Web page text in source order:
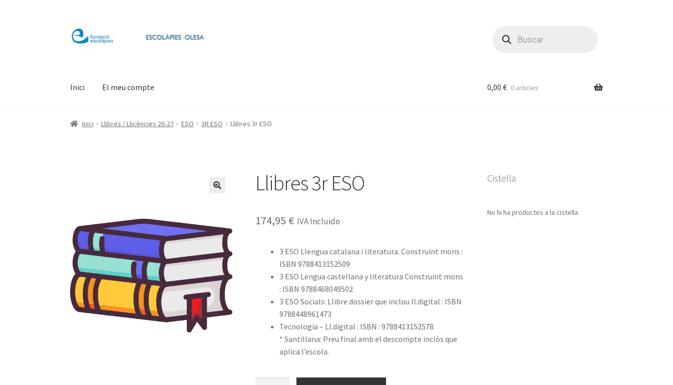
Salta
a
Vés
al
search
Inici El meu compte 0,00 € 0 articles
Inici Llibres / Llicències 26-27 ESO 3R ESO Llibres 3r ESO
Llibres 3r ESO
174,95 € IVA Incluido
3 ESO Llengua catalana i literatura. Construint mons :
ISBN 9788413152509
3 ESO Lengua castellana y literatura Construint mons
: ISBN 9788468049502
3 ESO Socials: Llibre dossier que inclou ll.digital : ISBN
9788448961473
Tecnologia – Ll.digital : ISBN : 9788413152578
* Santillana: Preu final amb el descompte inclòs que
aplica l’escola.
Cistella
No hi ha productes a la cistella.